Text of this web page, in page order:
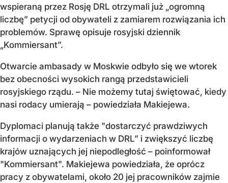
wspieraną przez Rosję DRL otrzymali już „ogromną
liczbę” petycji od obywateli z zamiarem rozwiązania ich
problemów. Sprawę opisuje rosyjski dziennik
„Kommiersant”.
Otwarcie ambasady w Moskwie odbyło się we wtorek
bez obecności wysokich rangą przedstawicieli
rosyjskiego rządu. – Nie możemy tutaj świętować, kiedy
nasi rodacy umierają – powiedziała Makiejewa.
Dyplomaci planują także "dostarczyć prawdziwych
informacji o wydarzeniach w DRL” i zwiększyć liczbę
krajów uznających jej niepodległość – poinformował
"Kommiersant". Makiejewa powiedziała, że oprócz
pracy z obywatelami, około 20 jej pracowników zajmie